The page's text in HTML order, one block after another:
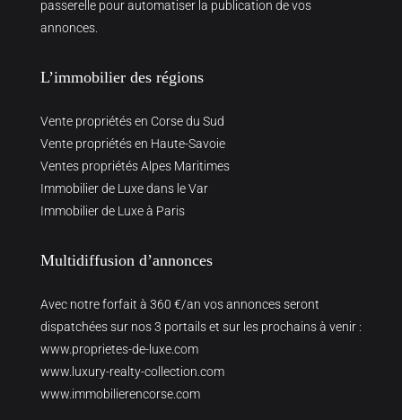
passerelle pour automatiser la publication de vos
annonces.
L’immobilier des régions
Vente propriétés en Corse du Sud
Vente propriétés en Haute-Savoie
Ventes propriétés Alpes Maritimes
Immobilier de Luxe dans le Var
Immobilier de Luxe à Paris
Multidiffusion d’annonces
Avec notre forfait à 360 €/an vos annonces seront
dispatchées sur nos 3 portails et sur les prochains à venir :
www.proprietes-de-luxe.com
www.luxury-realty-collection.com
www.immobilierencorse.com